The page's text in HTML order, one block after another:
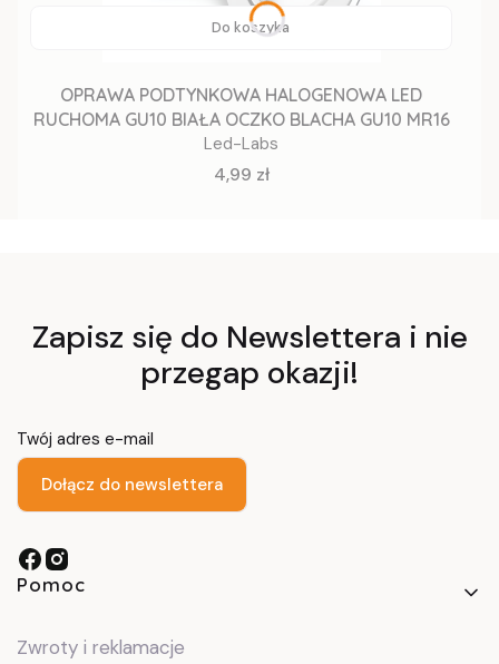
Do koszyka
OPRAWA PODTYNKOWA HALOGENOWA LED
RUCHOMA GU10 BIAŁA OCZKO BLACHA GU10 MR16
Led-Labs
Cena
4,99 zł
Zapisz się do Newslettera i nie
przegap okazji!
Twój adres e-mail
Dołącz do newslettera
Linki w stopce
Pomoc
Zwroty i reklamacje